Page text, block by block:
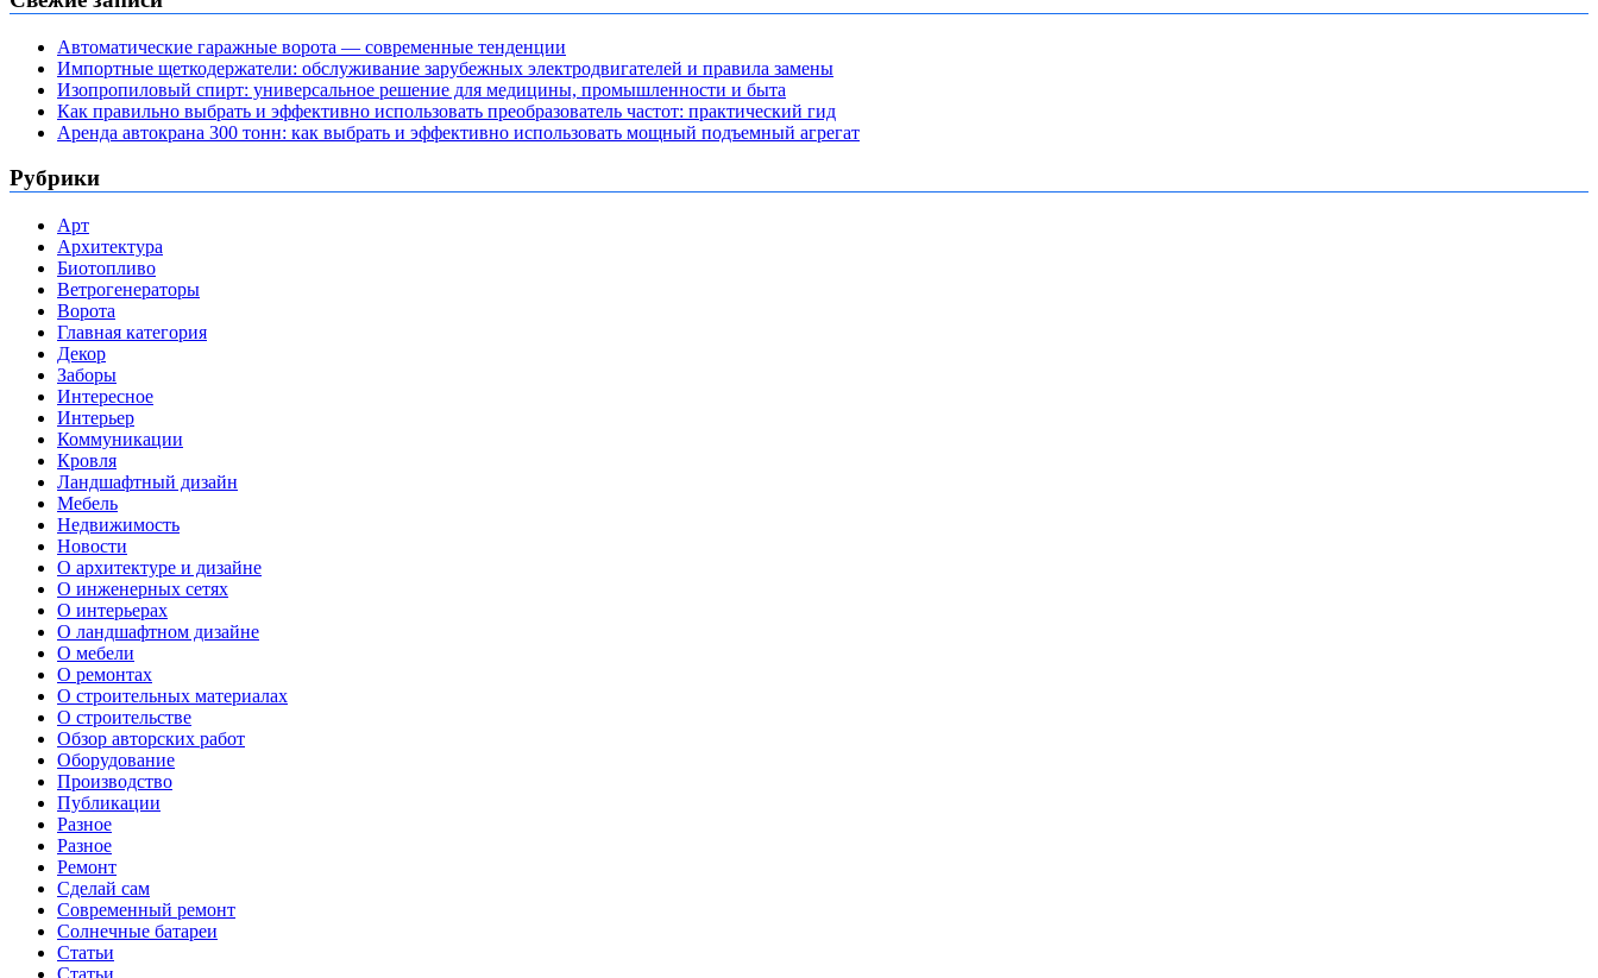
Автоматические гаражные ворота — современные тенденции
Импортные щеткодержатели: обслуживание зарубежных электродвигателей и правила замены
Изопропиловый спирт: универсальное решение для медицины, промышленности и быта
Как правильно выбрать и эффективно использовать преобразователь частот: практический гид
Аренда автокрана 300 тонн: как выбрать и эффективно использовать мощный подъемный агрегат
Рубрики
Арт
Архитектура
Биотопливо
Ветрогенераторы
Ворота
Главная категория
Декор
Заборы
Интересное
Интерьер
Коммуникации
Кровля
Ландшафтный дизайн
Мебель
Недвижимость
Новости
О архитектуре и дизайне
О инженерных сетях
О интерьерах
О ландшафтном дизайне
О мебели
О ремонтах
О строительных материалах
О строительстве
Обзор авторских работ
Оборудование
Производство
Публикации
Разное
Разное
Ремонт
Сделай сам
Современный ремонт
Солнечные батареи
Статьи
Статьи